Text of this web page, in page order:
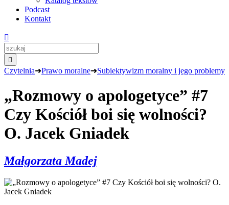
Podcast
Kontakt


Czytelnia➜Prawo moralne➜Subiektywizm moralny i jego problemy
„Rozmowy o apologetyce” #7
Czy Kościół boi się wolności?
O. Jacek Gniadek
Małgorzata Madej